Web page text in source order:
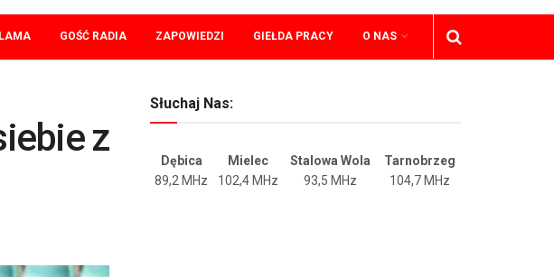
GOŚĆ RADIA ZAPOWIEDZI GIEŁDA PRACY O NAS
z
Słuchaj Nas:
Dębica Mielec Stalowa Wola
Tarnobrzeg
89,2 MHz
102,4 MHz 93,5 MHz 104,7 MHz